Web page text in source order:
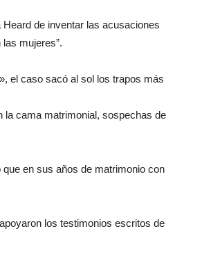
de inventar las acusaciones
mujeres”.
el caso sacó al sol los trapos más
la cama matrimonial, sospechas de
en sus años de matrimonio con
los testimonios escritos de